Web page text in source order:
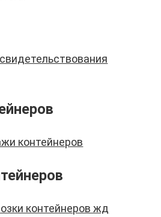
контейнеров
контейнеров жд